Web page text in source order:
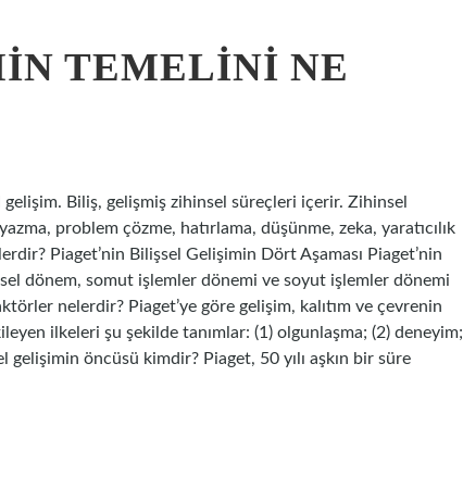
TEMELINI NE
Biliş, gelişmiş zihinsel süreçleri içerir. Zihinsel
problem çözme, hatırlama, düşünme, zeka, yaratıcılık
Piaget’nin Bilişsel Gelişimin Dört Aşaması Piaget’nin
dönem, somut işlemler dönemi ve soyut işlemler dönemi
nelerdir? Piaget’ye göre gelişim, kalıtım ve çevrenin
ilkeleri şu şekilde tanımlar: (1) olgunlaşma; (2) deneyim;
gelişimin öncüsü kimdir? Piaget, 50 yılı aşkın bir süre